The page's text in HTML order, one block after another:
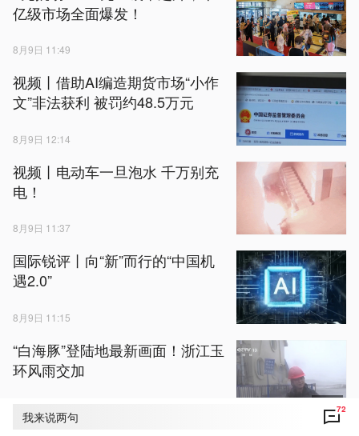
我来说两句 72
亿级市场全面爆发！
8月9日 11:49
视频丨借助AI编造期货市场“小作
文”非法获利 被罚约48.5万元
8月9日 12:14
视频丨电动车一旦泡水 千万别充
电！
8月9日 11:37
国际锐评丨向“新”而行的“中国机
遇2.0”
8月9日 11:15
“白海豚”登陆地最新画面！浙江玉
环风雨交加